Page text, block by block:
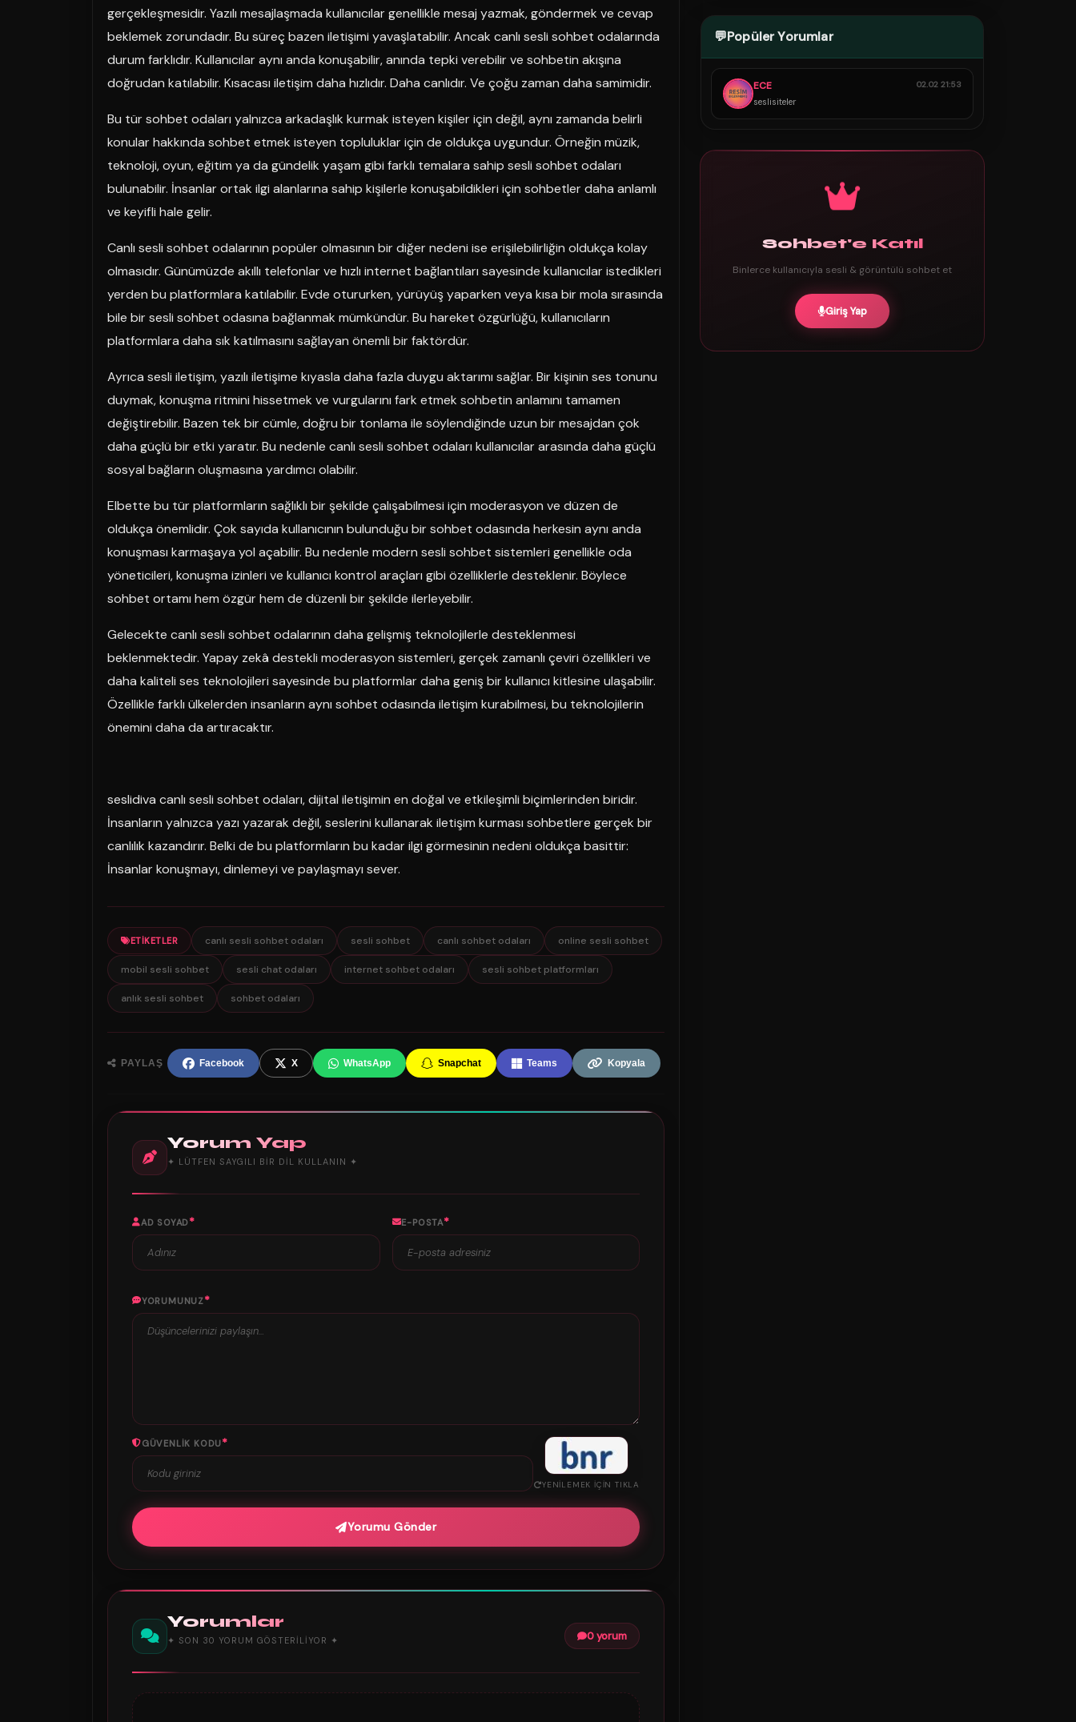
gerçekleşmesidir. Yazılı mesajlaşmada kullanıcılar genellikle mesaj yazmak, göndermek ve cevap
beklemek zorundadır. Bu süreç bazen iletişimi yavaşlatabilir. Ancak canlı sesli sohbet odalarında
durum farklıdır. Kullanıcılar aynı anda konuşabilir, anında tepki verebilir ve sohbetin akışına
doğrudan katılabilir. Kısacası iletişim daha hızlıdır. Daha canlıdır. Ve çoğu zaman daha samimidir.
Bu tür sohbet odaları yalnızca arkadaşlık kurmak isteyen kişiler için değil, aynı zamanda belirli
konular hakkında sohbet etmek isteyen topluluklar için de oldukça uygundur. Örneğin müzik,
teknoloji, oyun, eğitim ya da gündelik yaşam gibi farklı temalara sahip sesli sohbet odaları
bulunabilir. İnsanlar ortak ilgi alanlarına sahip kişilerle konuşabildikleri için sohbetler daha anlamlı
ve keyifli hale gelir.
Canlı sesli sohbet odalarının popüler olmasının bir diğer nedeni ise erişilebilirliğin oldukça kolay
olmasıdır. Günümüzde akıllı telefonlar ve hızlı internet bağlantıları sayesinde kullanıcılar istedikleri
yerden bu platformlara katılabilir. Evde otururken, yürüyüş yaparken veya kısa bir mola sırasında
bile bir sesli sohbet odasına bağlanmak mümkündür. Bu hareket özgürlüğü, kullanıcıların
platformlara daha sık katılmasını sağlayan önemli bir faktördür.
Ayrıca sesli iletişim, yazılı iletişime kıyasla daha fazla duygu aktarımı sağlar. Bir kişinin ses tonunu
duymak, konuşma ritmini hissetmek ve vurgularını fark etmek sohbetin anlamını tamamen
değiştirebilir. Bazen tek bir cümle, doğru bir tonlama ile söylendiğinde uzun bir mesajdan çok
daha güçlü bir etki yaratır. Bu nedenle canlı sesli sohbet odaları kullanıcılar arasında daha güçlü
sosyal bağların oluşmasına yardımcı olabilir.
Elbette bu tür platformların sağlıklı bir şekilde çalışabilmesi için moderasyon ve düzen de
oldukça önemlidir. Çok sayıda kullanıcının bulunduğu bir sohbet odasında herkesin aynı anda
konuşması karmaşaya yol açabilir. Bu nedenle modern sesli sohbet sistemleri genellikle oda
yöneticileri, konuşma izinleri ve kullanıcı kontrol araçları gibi özelliklerle desteklenir. Böylece
sohbet ortamı hem özgür hem de düzenli bir şekilde ilerleyebilir.
Gelecekte canlı sesli sohbet odalarının daha gelişmiş teknolojilerle desteklenmesi
beklenmektedir. Yapay zekâ destekli moderasyon sistemleri, gerçek zamanlı çeviri özellikleri ve
daha kaliteli ses teknolojileri sayesinde bu platformlar daha geniş bir kullanıcı kitlesine ulaşabilir.
Özellikle farklı ülkelerden insanların aynı sohbet odasında iletişim kurabilmesi, bu teknolojilerin
önemini daha da artıracaktır.
seslidiva canlı sesli sohbet odaları, dijital iletişimin en doğal ve etkileşimli biçimlerinden biridir.
İnsanların yalnızca yazı yazarak değil, seslerini kullanarak iletişim kurması sohbetlere gerçek bir
canlılık kazandırır. Belki de bu platformların bu kadar ilgi görmesinin nedeni oldukça basittir:
İnsanlar konuşmayı, dinlemeyi ve paylaşmayı sever.
ETIKETLER canlı sesli sohbet odaları sesli sohbet canlı sohbet odaları online sesli sohbet
mobil sesli sohbet sesli chat odaları internet sohbet odaları sesli sohbet platformları
anlık sesli sohbet sohbet odaları
PAYLAŞ Facebook X WhatsApp Snapchat Teams Kopyala
Yorum Yap
✦ LÜTFEN SAYGILI BIR DIL KULLANIN ✦
AD SOYAD* E-POSTA*
YORUMUNUZ*
GÜVENLIK KODU*
YENILEMEK IÇIN TIKLA
Yorumu Gönder
Yorumlar
✦ SON 30 YORUM GÖSTERILIYOR ✦ 0 yorum
💬Popüler Yorumlar
ECE
seslisiteler
02.02 21:53
Sohbet'e Katıl
Binlerce kullanıcıyla sesli & görüntülü sohbet et
Giriş Yap